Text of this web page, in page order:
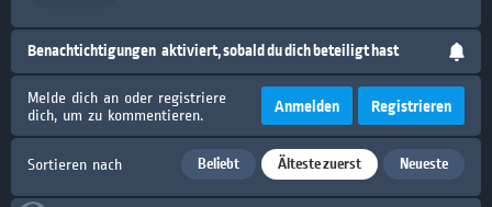
Benachtichtigungen aktiviert, sobald du dich beteiligt hast
Melde dich an oder registriere
dich, um zu kommentieren.
Anmelden Registrieren
Sortieren nach Beliebt Älteste zuerst Neueste